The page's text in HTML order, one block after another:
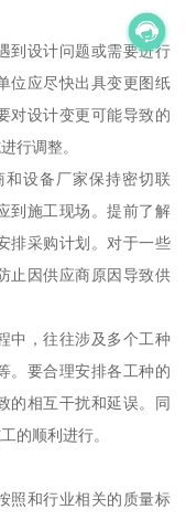
到设计问题或需要进行
位应尽快出具变更图纸
对设计变更可能导致的
行调整。
设备厂家保持密切联
到施工现场。提前了解
排采购计划。对于一些
止因供应商原因导致供
中，往往涉及多个工种
。要合理安排各工种的
的相互干扰和延误。同
的顺利进行。
照和行业相关的质量标